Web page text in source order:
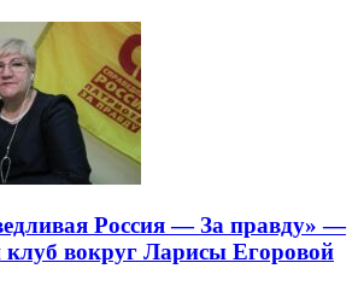
Россия — За правду» —
клуб вокруг Ларисы Егоровой